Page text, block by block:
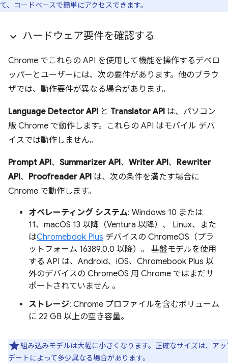
て、コードベースで簡単にアクセスできます。
ハードウェア要件を確認する
Chrome でこれらの API を使用して機能を操作するデベロ
ッパーとユーザーには、次の要件があります。他のブラウ
ザでは、動作要件が異なる場合があります。
Language Detector API と Translator API は、パソコン
版 Chrome で動作します。これらの API はモバイル デバ
イスでは動作しません。
Prompt API、 Summarizer API、 Writer API、 Rewriter
API、 Proofreader API は、次の条件を満たす場合に
Chrome で動作します。
オペレーティング システム: Windows 10 または
11、macOS 13 以降（Ventura 以降）、 Linux、また
はChromebook Plus デバイスの ChromeOS（プラ
ットフォーム 16389.0.0 以降）。 基盤モデルを使用
する API は、Android、iOS、Chromebook Plus 以
外のデバイスの ChromeOS 用 Chrome ではまだサ
ポートされていません 。
ストレージ: Chrome プロファイルを含むボリューム
に 22 GB 以上の空き容量。
組み込みモデルは大幅に小さくなります。正確なサイズは、アッ
デートによって多少異なる場合があります。